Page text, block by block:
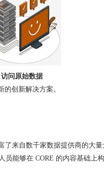
访问原始数据
的创新解决方案。
了来自数千家数据提供商的大
员能够在 CORE 的内容基础上